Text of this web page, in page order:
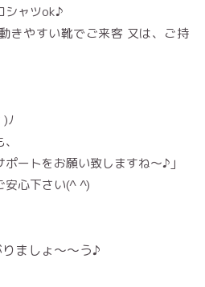
シャツok♪
きやすい靴でご来客 又は、ご持
ﾉ
ポートをお願い致しますね〜♪」
安心下さい(^ ^)
ましょ〜〜う♪